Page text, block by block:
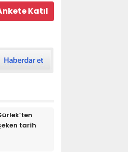
tarih